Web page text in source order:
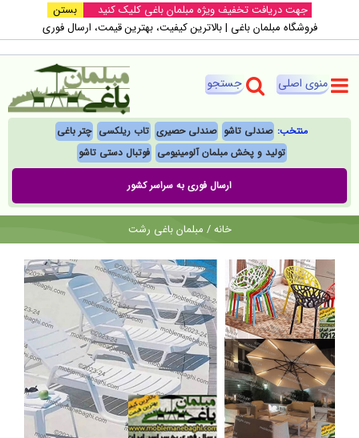
to
content
فروشگاه مبلمان باغی |‌ بالاترین کیفیت، بهترین قیمت، ارسال فوری
جهت دریافت تخفیف ویژه مبلمان باغی کلیک کنید بستن
منتخب: صندلی تاشو صندلی حصیری تاب ریلکسی چتر باغی
تولید و پخش مبلمان آلومینیومی فوتبال‌ دستی تاشو
ارسال فوری به سراسر کشور
خانه/ مبلمان باغی رشت